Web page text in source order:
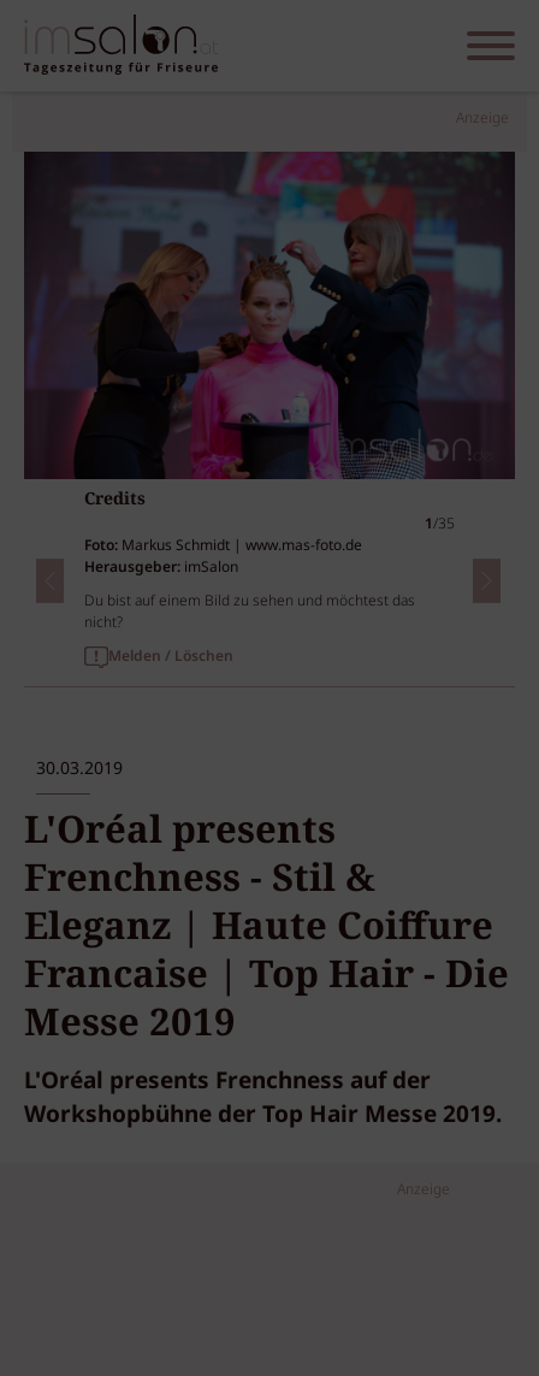
Anzeige
Credits
1/35
Foto: Markus Schmidt | www.mas-foto.de
Herausgeber: imSalon
Du bist auf einem Bild zu sehen und möchtest das
nicht?
Melden / Löschen
30.03.2019
L'Oréal presents
Frenchness - Stil &
Eleganz | Haute Coiffure
Francaise | Top Hair - Die
Messe 2019
L'Oréal presents Frenchness auf der
Workshopbühne der Top Hair Messe 2019.
Anzeige